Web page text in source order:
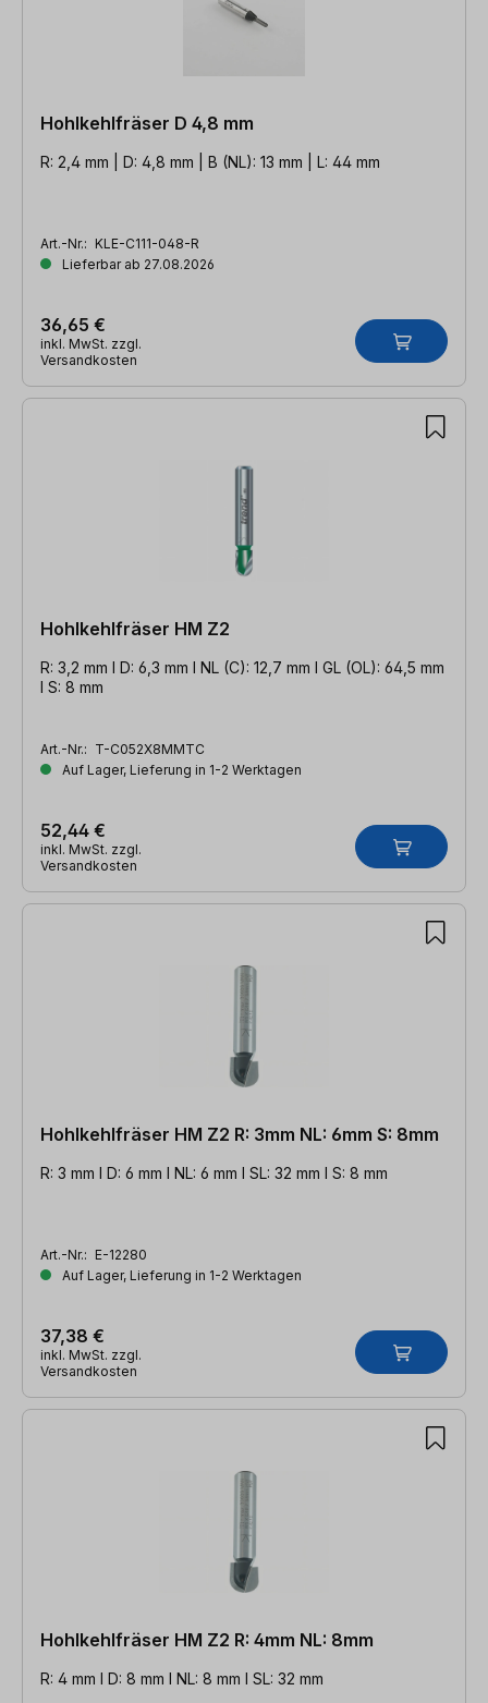
Hohlkehlfräser D 4,8 mm
R: 2,4 mm | D: 4,8 mm | B (NL): 13 mm | L: 44 mm
Art.-Nr.: KLE-C111-048-R
Lieferbar ab 27.08.2026
36,65 €
inkl. MwSt. zzgl.
Versandkosten
Hohlkehlfräser HM Z2
R: 3,2 mm l D: 6,3 mm l NL (C): 12,7 mm l GL (OL): 64,5 mm
l S: 8 mm
Art.-Nr.: T-C052X8MMTC
Auf Lager, Lieferung in 1-2 Werktagen
52,44 €
inkl. MwSt. zzgl.
Versandkosten
Hohlkehlfräser HM Z2 R: 3mm NL: 6mm S: 8mm
R: 3 mm l D: 6 mm l NL: 6 mm l SL: 32 mm l S: 8 mm
Art.-Nr.: E-12280
Auf Lager, Lieferung in 1-2 Werktagen
37,38 €
inkl. MwSt. zzgl.
Versandkosten
Hohlkehlfräser HM Z2 R: 4mm NL: 8mm
R: 4 mm l D: 8 mm l NL: 8 mm l SL: 32 mm